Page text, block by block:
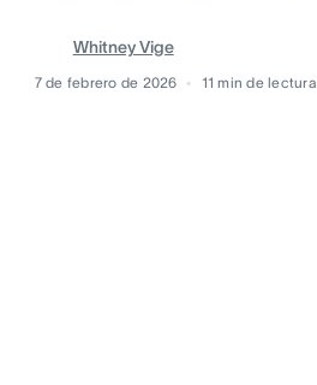
Whitney Vige
7 de febrero de 2026 11 min de lectura